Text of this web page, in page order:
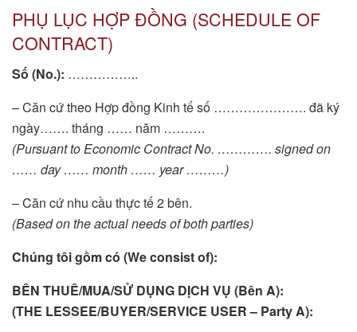
PHỤ LỤC HỢP ĐỒNG (SCHEDULE OF
CONTRACT)
Số (No.): ……………..
– Căn cứ theo Hợp đồng Kinh tế số …………………. đã ký
ngày……. tháng …… năm ……….
(Pursuant to Economic Contract No. …………. signed on
…… day …… month …… year ………)
– Căn cứ nhu cầu thực tế 2 bên.
(Based on the actual needs of both parties)
Chúng tôi gồm có (We consist of):
BÊN THUÊ/MUA/SỬ DỤNG DỊCH VỤ (Bên A):
(THE LESSEE/BUYER/SERVICE USER – Party A):